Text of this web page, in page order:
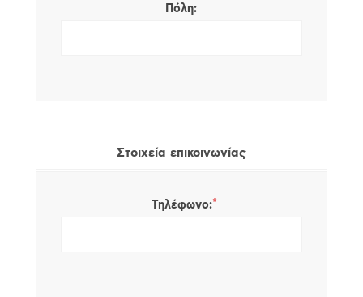
Πόλη:
Στοιχεία επικοινωνίας
Τηλέφωνο:*